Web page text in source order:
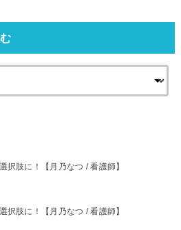
択肢に！【月乃なつ / 看護師】
択肢に！【月乃なつ / 看護師】